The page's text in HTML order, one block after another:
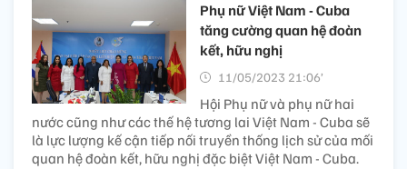
Phụ nữ Việt Nam - Cuba
tăng cường quan hệ đoàn
kết, hữu nghị
11/05/2023 21:06’
Hội Phụ nữ và phụ nữ hai
nước cũng như các thế hệ tương lai Việt Nam - Cuba sẽ
là lực lượng kế cận tiếp nối truyền thống lịch sử của mối
quan hệ đoàn kết, hữu nghị đặc biệt Việt Nam - Cuba.